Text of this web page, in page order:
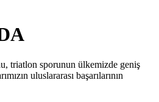
triatlon sporunun ülkemizde geniş
uluslararası başarılarının